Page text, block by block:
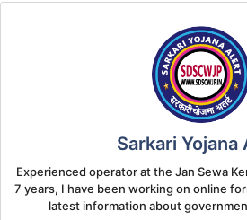
Sarkari Yojana
Experienced operator at the Jan Sewa
7 years, I have been working on online
latest information about